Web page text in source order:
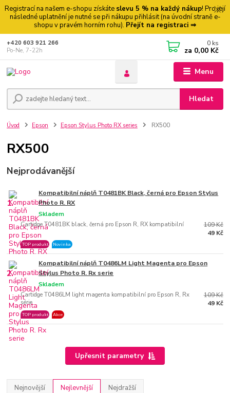
Registrací na našem e-shopu získáte slevu 5 % na každý nákup! Pro její
následné uplatnění je nutné se při nákupu přihlásit (na úvodní straně e-
shopu v pravém horním rohu). Přejít na registraci ⇒
Menu
Hledat
+420 603 921 266
Po-Ne, 7-22h
0 ks
za 0,00 Kč
Úvod Epson Epson Stylus Photo RX series RX500
RX500
Nejprodávanější
1.
Kompatibilní náplň T0481BK Black, černá pro Epson Stylus
Photo R. RX
Cartidge T0481BK black, černá pro Epson R, RX kompatibilní
Skladem
TOP produkt Novinka
109 Kč
49 Kč
2.
Kompatibilní náplň T0486LM Light Magenta pro Epson
Stylus Photo R. Rx serie
Cartidge T0486LM light magenta kompatibilní pro Epson R, Rx
série
Skladem
TOP produkt Akce
109 Kč
49 Kč
Upřesnit parametry
Nejnovější Nejlevnější Nejdražší